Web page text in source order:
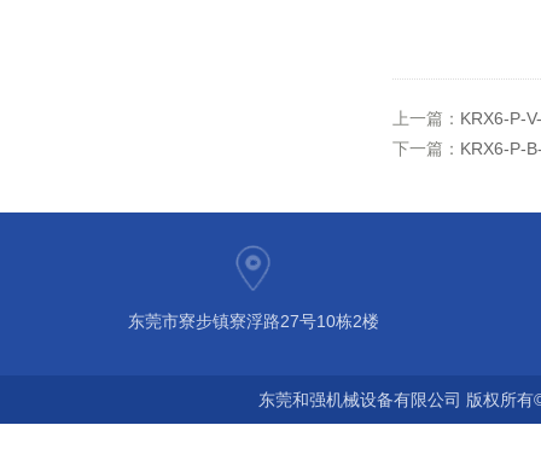
上一篇： KRX6-P-
下一篇： KRX6-P-
东莞市寮步镇寮浮路27号10栋2楼
东莞和强机械设备有限公司 版权所